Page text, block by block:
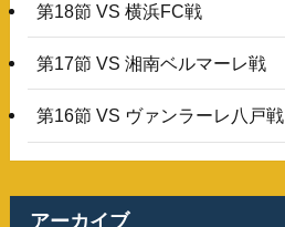
第18節 VS 横浜FC戦
第17節 VS 湘南ベルマーレ戦
第16節 VS ヴァンラーレ八戸戦
アーカイブ